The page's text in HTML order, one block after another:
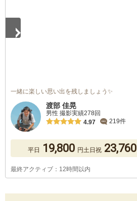
一緒に楽しい思い出を残しましょう✨
渡部 佳晃
男性 撮影実績278回
4.97
219件
平日 19,800 円土日祝 23,760
最終アクティブ：12時間以内